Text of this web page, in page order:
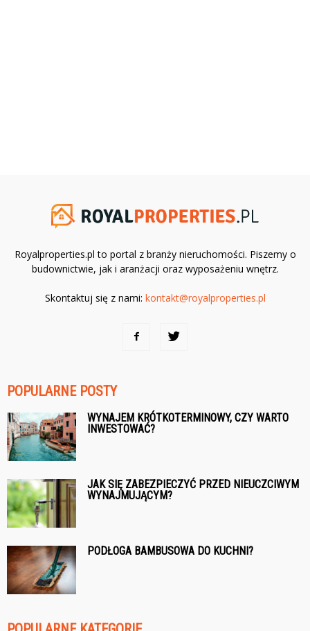
Royalproperties.pl to portal z branży nieruchomości. Piszemy o
budownictwie, jak i aranżacji oraz wyposażeniu wnętrz.
Skontaktuj się z nami: kontakt@royalproperties.pl
POPULARNE POSTY
WYNAJEM KRÓTKOTERMINOWY, CZY WARTO
INWESTOWAĆ?
JAK SIĘ ZABEZPIECZYĆ PRZED NIEUCZCIWYM
WYNAJMUJĄCYM?
PODŁOGA BAMBUSOWA DO KUCHNI?